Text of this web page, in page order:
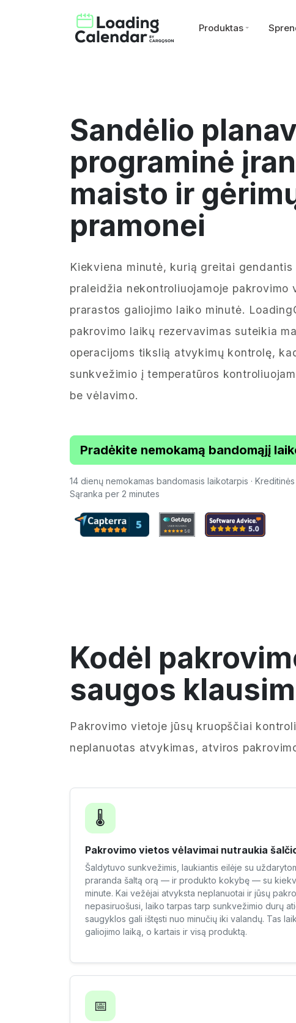
Produktas
Sandėlio
programinė
maisto ir
pramonei
Kiekviena minutė, kurią greitai gendantis
praleidžia nekontroliuojamoje pakrovimo
prarastos galiojimo laiko minutė.
pakrovimo laikų rezervavimas suteikia
operacijoms tikslią atvykimų kontrolę,
sunkvežimio į temperatūros
be vėlavimo.
Pradėkite nemokamą bandomąjį
14 dienų nemokamas bandomasis laikotarpis ·
Sąranka per 2 minutes
Kodėl
saugos
Pakrovimo vietoje jūsų kruopščiai
neplanuotas atvykimas, atviros
🌡️
Pakrovimo vietos vėlavimai nutraukia
Šaldytuvo sunkvežimis, laukiantis eilėje su
praranda šaltą orą — ir produkto kokybę — su
minute. Kai vežėjai atvyksta neplanuotai ir jūsų
nepasiruošusi, laiko tarpas tarp sunkvežimio durų
saugyklos gali ištęsti nuo minučių iki valandų. Tas
galiojimo laiką, o kartais ir visą produktą.
📅